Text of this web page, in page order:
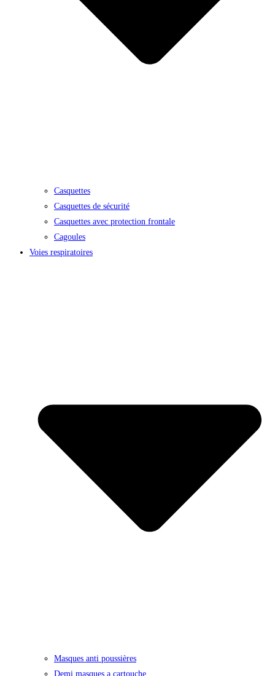
Casquettes
Casquettes de sécurité
Casquettes avec protection frontale
Cagoules
Voies respiratoires
Masques anti poussières
Demi masques a cartouche